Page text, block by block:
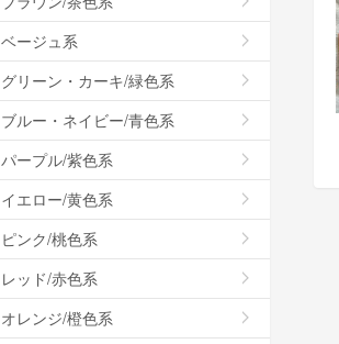
ベージュ系
グリーン・カーキ/緑色系
ブルー・ネイビー/青色系
パープル/紫色系
イエロー/黄色系
ピンク/桃色系
レッド/赤色系
オレンジ/橙色系